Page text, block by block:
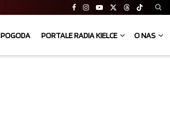
POGODA PORTALE RADIA KIELCE O NAS